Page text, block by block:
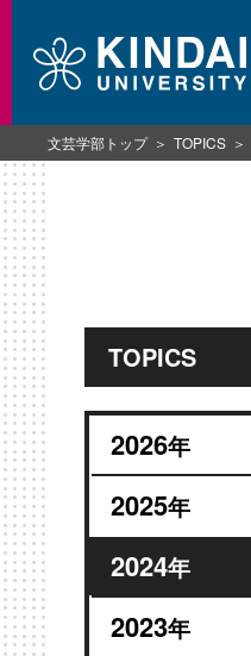
TOPICS
2026年
2025年
2024年
2023年
文芸学部トップ TOPICS